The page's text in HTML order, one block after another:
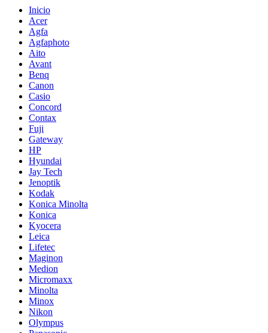
Inicio
Acer
Agfa
Agfaphoto
Aito
Avant
Benq
Canon
Casio
Concord
Contax
Fuji
Gateway
HP
Hyundai
Jay Tech
Jenoptik
Kodak
Konica Minolta
Konica
Kyocera
Leica
Lifetec
Maginon
Medion
Micromaxx
Minolta
Minox
Nikon
Olympus